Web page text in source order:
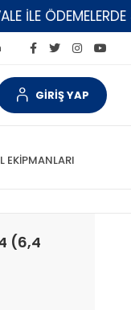
ÖDEMELERDE 5%
GİRİŞ YAP
EKİPMANLARI
(6,4